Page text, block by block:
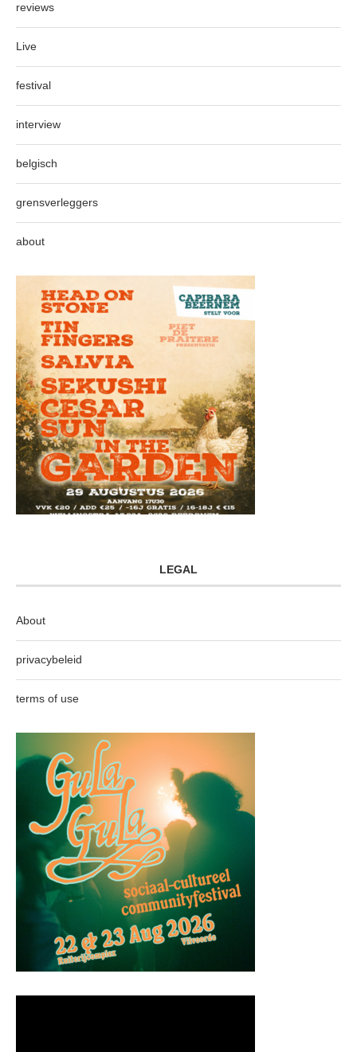
reviews
Live
festival
interview
belgisch
grensverleggers
about
LEGAL
About
privacybeleid
terms of use